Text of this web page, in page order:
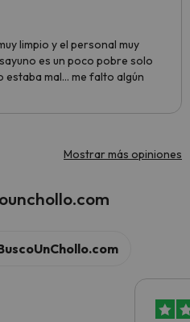
limpio y el personal muy
es un poco pobre solo
mal... me falto algún
Mostrar más opiniones